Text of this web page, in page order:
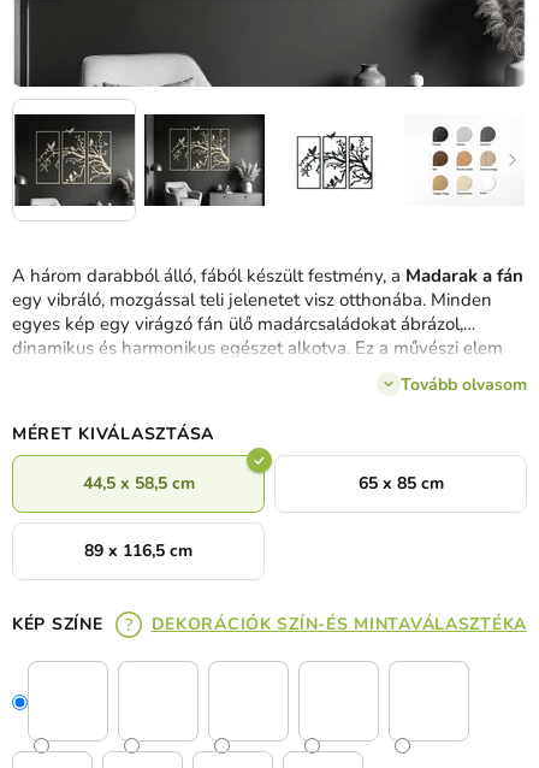
A három darabból álló, fából készült festmény, a Madarak a fán
egy vibráló, mozgással teli jelenetet visz otthonába. Minden
egyes kép egy virágzó fán ülő madárcsaládokat ábrázol,
dinamikus és harmonikus egészet alkotva. Ez a művészi elem
, és természetes, otthonos jellegetTovább olvasom
MÉRET KIVÁLASZTÁSA
44,5 x 58,5 cm 65 x 85 cm
89 x 116,5 cm
KÉP SZÍNE DEKORÁCIÓK SZÍN-ÉS MINTAVÁLASZTÉKA